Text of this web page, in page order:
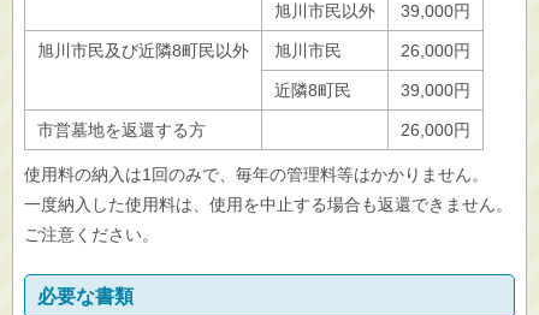
旭川市民以外 39,000円
旭川市民及び近隣8町民以外 旭川市民 26,000円
近隣8町民 39,000円
市営墓地を返還する方 26,000円
使用料の納入は1回のみで、毎年の管理料等はかかりません。
一度納入した使用料は、使用を中止する場合も返還できません。
ご注意ください。
必要な書類